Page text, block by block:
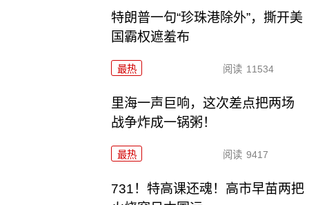
特朗普一句“珍珠港除外”，撕开美
国霸权遮羞布
最热 阅读 11534
里海一声巨响，这次差点把两场
战争炸成一锅粥！
最热 阅读 9417
731！特高课还魂！高市早苗两把